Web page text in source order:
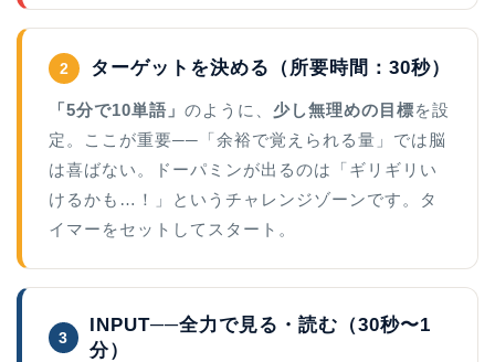
2 ターゲットを決める（所要時間：30秒）
「5分で10単語」 のように、 少し無理めの目標を設
定。ここが重要──「余裕で覚えられる量」では脳
は喜ばない。ドーパミンが出るのは「ギリギリい
けるかも…！」というチャレンジゾーンです。タ
イマーをセットしてスタート。
3
INPUT──全力で見る・読む（30秒〜1
分）